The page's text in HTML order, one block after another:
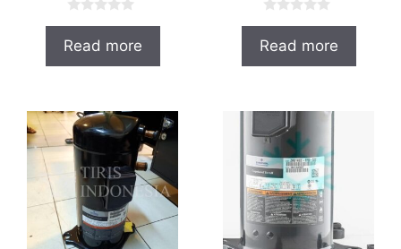
u
Read more
u
Read more